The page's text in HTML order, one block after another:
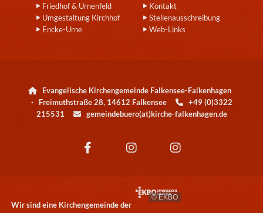
Friedhof & Urnenfeld
Umgestaltung Kirchhof
Encke-Urne
Kontakt
Stellenausschreibung
Web-Links

Evangelische Kirchengemeinde Falkensee-Falkenhagen
· Freimuthstraße 28, 14612 Falkensee
+49 (0)3322
215531
gemeindebuero(at)kirche-falkenhagen.de
Wir sind eine Kirchengemeinde der
© EKBO